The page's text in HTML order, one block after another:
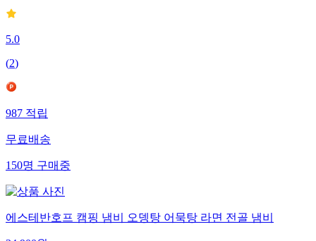
5.0
(2)
987적립
무료배송
150명구매중
에스테반호프 캠핑 냄비 오뎅탕 어묵탕 라면 전골 냄비